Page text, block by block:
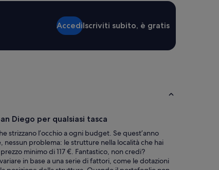
AccediIscriviti subito, è gratis
Diego per qualsiasi tasca
strizzano l’occhio a ogni budget. Se quest’anno
problema: le strutture nella località che hai
minimo di 117 €. Fantastico, non credi?
in base a una serie di fattori, come le dotazioni